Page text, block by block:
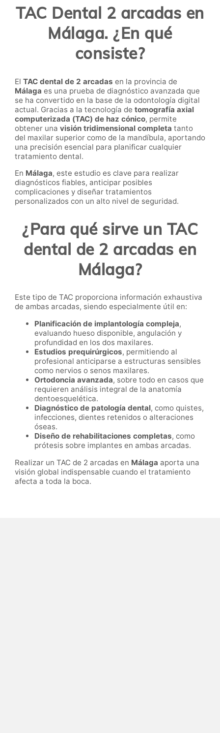
TAC Dental 2 arcadas en
Málaga. ¿En qué
consiste?
El TAC dental de 2 arcadas en la provincia de
Málaga es una prueba de diagnóstico avanzada que
se ha convertido en la base de la odontología digital
actual. Gracias a la tecnología de tomografía axial
computerizada (TAC) de haz cónico, permite
obtener una visión tridimensional completa tanto
del maxilar superior como de la mandíbula, aportando
una precisión esencial para planificar cualquier
tratamiento dental.
En Málaga, este estudio es clave para realizar
diagnósticos fiables, anticipar posibles
complicaciones y diseñar tratamientos
personalizados con un alto nivel de seguridad.
¿Para qué sirve un TAC
dental de 2 arcadas en
Málaga?
Este tipo de TAC proporciona información exhaustiva
de ambas arcadas, siendo especialmente útil en:
Planificación de implantología compleja,
evaluando hueso disponible, angulación y
profundidad en los dos maxilares.
Estudios prequirúrgicos, permitiendo al
profesional anticiparse a estructuras sensibles
como nervios o senos maxilares.
Ortodoncia avanzada, sobre todo en casos que
requieren análisis integral de la anatomía
dentoesquelética.
Diagnóstico de patología dental, como quistes,
infecciones, dientes retenidos o alteraciones
óseas.
Diseño de rehabilitaciones completas, como
prótesis sobre implantes en ambas arcadas.
Realizar un TAC de 2 arcadas en Málaga aporta una
visión global indispensable cuando el tratamiento
afecta a toda la boca.